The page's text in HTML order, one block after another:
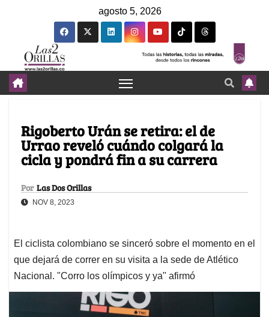
agosto 5, 2026
Rigoberto Urán se retira: el de
Urrao reveló cuándo colgará la
cicla y pondrá fin a su carrera
Por Las Dos Orillas
NOV 8, 2023
El ciclista colombiano se sinceró sobre el momento en el
que dejará de correr en su visita a la sede de Atlético
Nacional. "Corro los olímpicos y ya" afirmó